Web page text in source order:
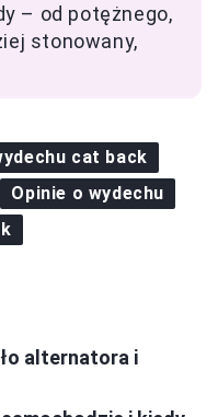
– od potężnego,
stonowany,
cat back
Opinie o wydechu
alternatora i